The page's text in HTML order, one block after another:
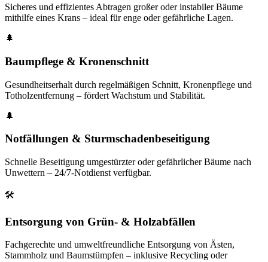
Sicheres und effizientes Abtragen großer oder instabiler Bäume
mithilfe eines Krans – ideal für enge oder gefährliche Lagen.
🌲
Baumpflege & Kronenschnitt
Gesundheitserhalt durch regelmäßigen Schnitt, Kronenpflege und
Totholzentfernung – fördert Wachstum und Stabilität.
🌲
Notfällungen & Sturmschadenbeseitigung
Schnelle Beseitigung umgestürzter oder gefährlicher Bäume nach
Unwettern – 24/7-Notdienst verfügbar.
🛠️
Entsorgung von Grün- & Holzabfällen
Fachgerechte und umweltfreundliche Entsorgung von Ästen,
Stammholz und Baumstümpfen – inklusive Recycling oder